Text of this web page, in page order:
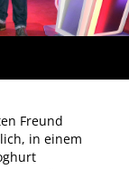
Freund
in einem